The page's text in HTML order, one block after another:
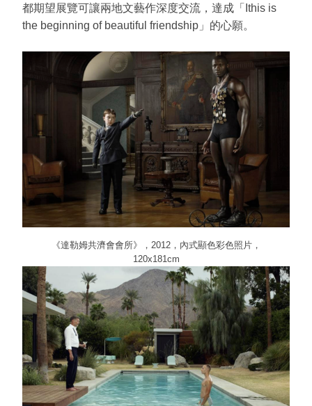
都期望展覽可讓兩地文藝作深度交流，達成「Ithis is
the beginning of beautiful friendship」的心願。
《達勒姆共濟會會所》，2012，內式顯色彩色照片，
120x181cm